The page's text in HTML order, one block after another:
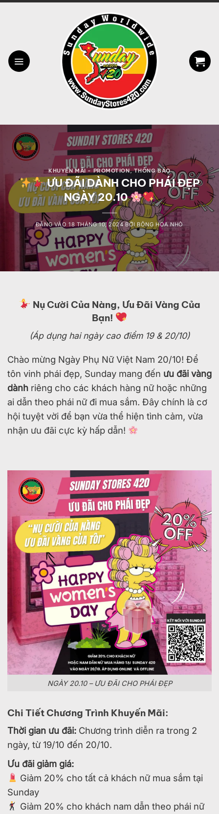
Bỏ
KHUYẾN MÃI - PROMOTION,THÔNG BÁO
ƯU ĐÃI DÀNH CHO PHÁI ĐẸP
NGÀY 20.10
ĐĂNG VÀO 18 THÁNG 10, 2024 BỞI BÔNG HOA NHỎ
Nụ Cười Của Nàng, Ưu Đãi Vàng Của
Bạn!
(Áp dụng hai ngày cao điểm 19 & 20/10)
Chào mừng Ngày Phụ Nữ Việt Nam 20/10! Để
tôn vinh phái đẹp, Sunday mang đến ưu đãi vàng
dành riêng cho các khách hàng nữ hoặc những
ai dẫn theo phái nữ đi mua sắm. Đây chính là cơ
hội tuyệt vời để bạn vừa thể hiện tình cảm, vừa
nhận ưu đãi cực kỳ hấp dẫn!
NGÀY 20.10 – ƯU ĐÃI CHO PHÁI ĐẸP
Chi Tiết Chương Trình Khuyến Mãi:
Thời gian ưu đãi: Chương trình diễn ra trong 2
ngày, từ 19/10 đến 20/10.
Ưu đãi giảm giá:
Giảm 20% cho tất cả khách nữ mua sắm tại
Sunday
Giảm 20% cho khách nam dẫn theo phái nữ